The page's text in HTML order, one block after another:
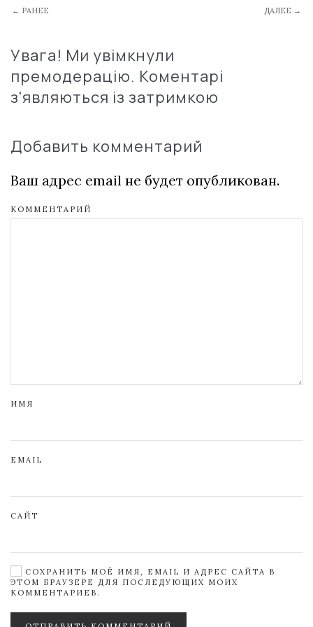
← РАНЕЕ ДАЛЕЕ →
Увага! Ми увімкнули
премодерацію. Коментарі
з'являються із затримкою
Добавить комментарий
Ваш адрес email не будет опубликован.
КОММЕНТАРИЙ
ИМЯ
EMAIL
САЙТ
СОХРАНИТЬ МОЁ ИМЯ, EMAIL И АДРЕС САЙТА В
ЭТОМ БРАУЗЕРЕ ДЛЯ ПОСЛЕДУЮЩИХ МОИХ
КОММЕНТАРИЕВ.